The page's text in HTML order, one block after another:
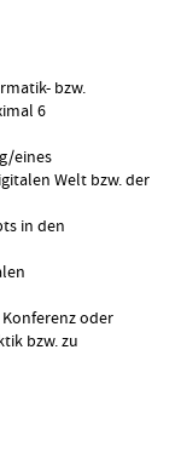
bzw.
6
eines
Welt bzw. der
in den
oder
bzw. zu